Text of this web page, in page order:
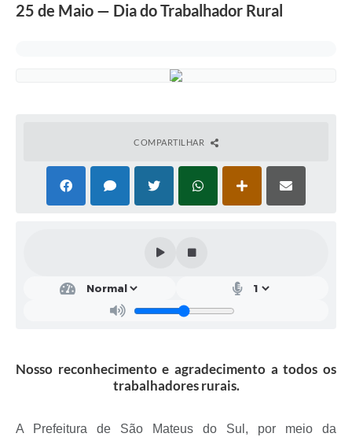
PSS Unificado 2025
Solicitação de Remoção 2025/2026: Instituições Escolares
Chamamento Público para Artistas Locais
Previdência Complementar
25 de Maio — Dia do Trabalhador Rural
COMPARTILHAR
Nosso reconhecimento e agradecimento a todos os
trabalhadores rurais.
A Prefeitura de São Mateus do Sul, por meio da